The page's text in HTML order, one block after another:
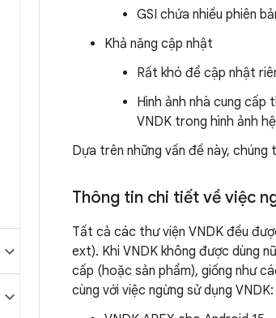
GSI chứa nhiều phiên
Khả năng cập nhật
Rất khó để cập nhật
Hình ảnh nhà cung cấp
VNDK trong hình ảnh
Dựa trên những vấn đề này,
Thông tin chi tiết về việc
Tất cả các thư viện VNDK đều
ext). Khi VNDK không được dùng
cấp (hoặc sản phẩm), giống như
cùng với việc ngừng sử dụng VNDK: